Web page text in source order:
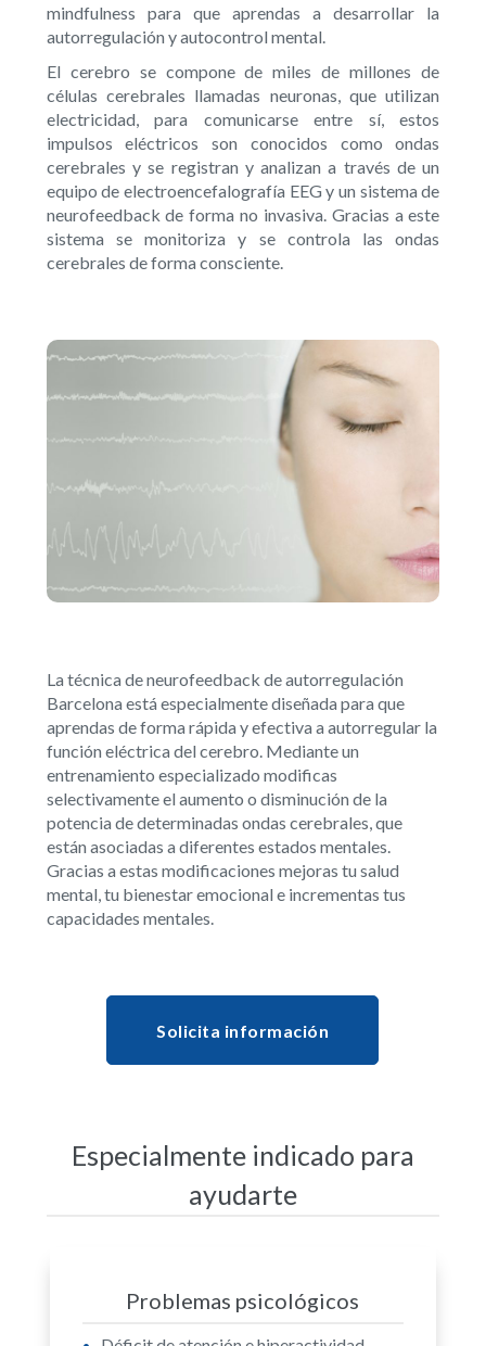
mindfulness para que aprendas a desarrollar la
autorregulación y autocontrol mental.
El cerebro se compone de miles de millones de
células cerebrales llamadas neuronas, que utilizan
electricidad, para comunicarse entre sí, estos
impulsos eléctricos son conocidos como ondas
cerebrales y se registran y analizan a través de un
equipo de electroencefalografía EEG y un sistema de
neurofeedback de forma no invasiva. Gracias a este
sistema se monitoriza y se controla las ondas
cerebrales de forma consciente.
La técnica de neurofeedback de autorregulación
Barcelona está especialmente diseñada para que
aprendas de forma rápida y efectiva a autorregular la
función eléctrica del cerebro. Mediante un
entrenamiento especializado modificas
selectivamente el aumento o disminución de la
potencia de determinadas ondas cerebrales, que
están asociadas a diferentes estados mentales.
Gracias a estas modificaciones mejoras tu salud
mental, tu bienestar emocional e incrementas tus
capacidades mentales.
Solicita información
Especialmente indicado para
ayudarte
Problemas psicológicos